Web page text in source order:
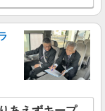
い
寄駅：高畑駅、近鉄
車場あります＞